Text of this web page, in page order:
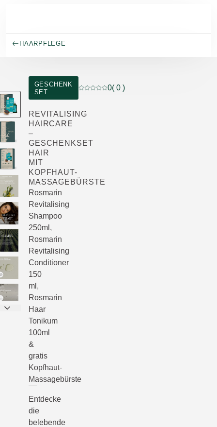
HAARPFLEGE
GESCHENK
SET
Aktuelle Bewertung: 0 von 5 Sternen
0( 0 )
REVITALISING
HAIRCARE
–
GESCHENKSET
HAIR
MIT
KOPFHAUT-
MASSAGEBÜRSTE
Rosmarin
Revitalising
Shampoo
250ml,
Rosmarin
Revitalising
Conditioner
150
ml,
Rosmarin
Haar
Tonikum
100ml
&
gratis
Kopfhaut-
Massagebürste
Entdecke
die
belebende